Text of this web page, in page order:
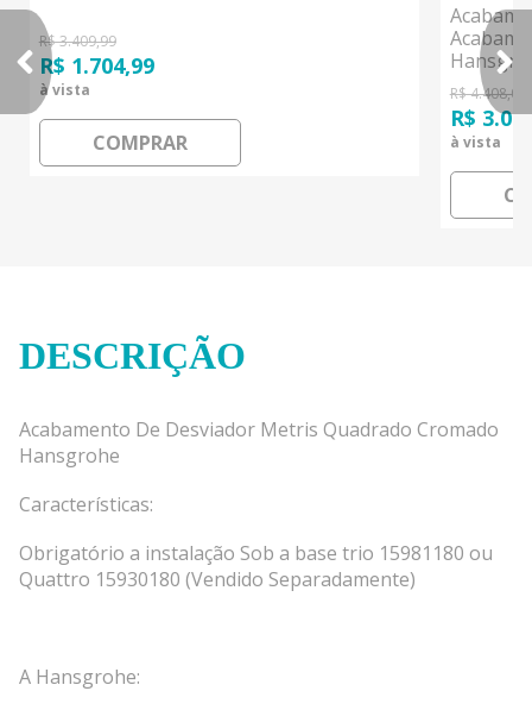
R$ 3.409,99
R$ 1.704,99
à vista
COMPRAR
R$ 4.408,00
R$
à vista
DESCRIÇÃO
Acabamento De Desviador Metris Quadrado Cromado
Hansgrohe
Características:
Obrigatório a instalação Sob a base trio 15981180 ou
Quattro 15930180 (Vendido Separadamente)
A Hansgrohe: